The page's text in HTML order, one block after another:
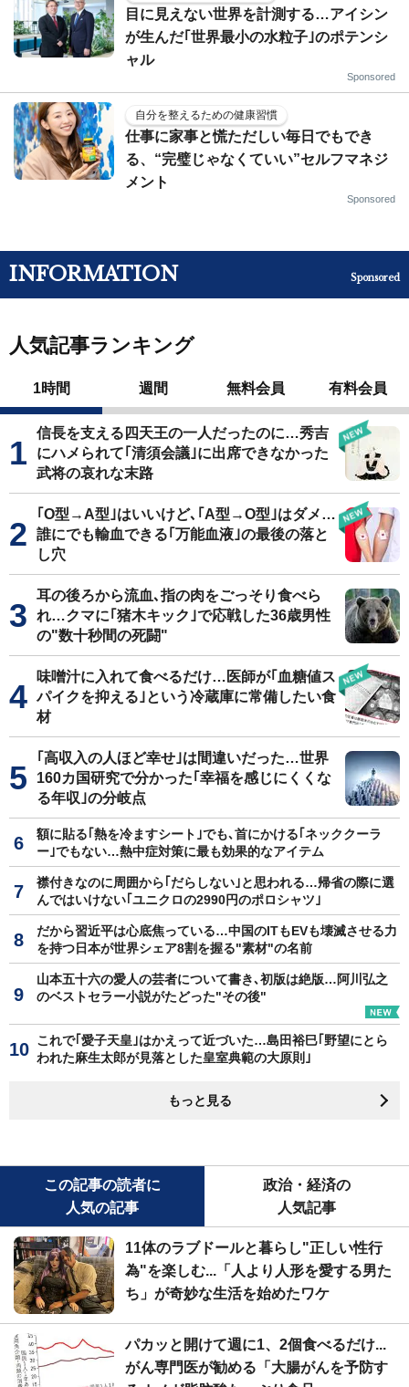
目に見えない世界を計測する…アイシン
が生んだ｢世界最小の水粒子｣のポテンシ
ャル
Sponsored
自分を整えるための健康習慣
仕事に家事と慌ただしい毎日でもでき
る、“完璧じゃなくていい”セルフマネジ
メント
Sponsored
INFORMATION Sponsored
人気記事ランキング
1時間 週間 無料会員 有料会員
信長を支える四天王の一人だったのに…秀吉
にハメられて｢清須会議｣に出席できなかった
武将の哀れな末路
｢O型→A型｣はいいけど､｢A型→O型｣はダメ…
誰にでも輸血できる｢万能血液｣の最後の落と
し穴
耳の後ろから流血､指の肉をごっそり食べら
れ…クマに｢猪木キック｣で応戦した36歳男性
の"数十秒間の死闘"
味噌汁に入れて食べるだけ…医師が｢血糖値ス
パイクを抑える｣という冷蔵庫に常備したい食
材
｢高収入の人ほど幸せ｣は間違いだった…世界
160カ国研究で分かった｢幸福を感じにくくな
る年収｣の分岐点
額に貼る｢熱を冷ますシート｣でも､首にかける｢ネッククーラ
ー｣でもない…熱中症対策に最も効果的なアイテム
襟付きなのに周囲から｢だらしない｣と思われる…帰省の際に選
んではいけない｢ユニクロの2990円のポロシャツ｣
だから習近平は心底焦っている…中国のITもEVも壊滅させる力
を持つ日本が世界シェア8割を握る"素材"の名前
山本五十六の愛人の芸者について書き､初版は絶版…阿川弘之
のベストセラー小説がたどった"その後"
これで｢愛子天皇｣はかえって近づいた…島田裕巳｢野望にとら
われた麻生太郎が見落とした皇室典範の大原則｣
もっと見る
この記事の読者に
人気の記事
政治・経済の
人気記事
11体のラブドールと暮らし"正しい性行
為"を楽しむ...「人より人形を愛する男た
ち」が奇妙な生活を始めたワケ
パカッと開けて週に1、2個食べるだけ...
がん専門医が勧める「大腸がんを予防す